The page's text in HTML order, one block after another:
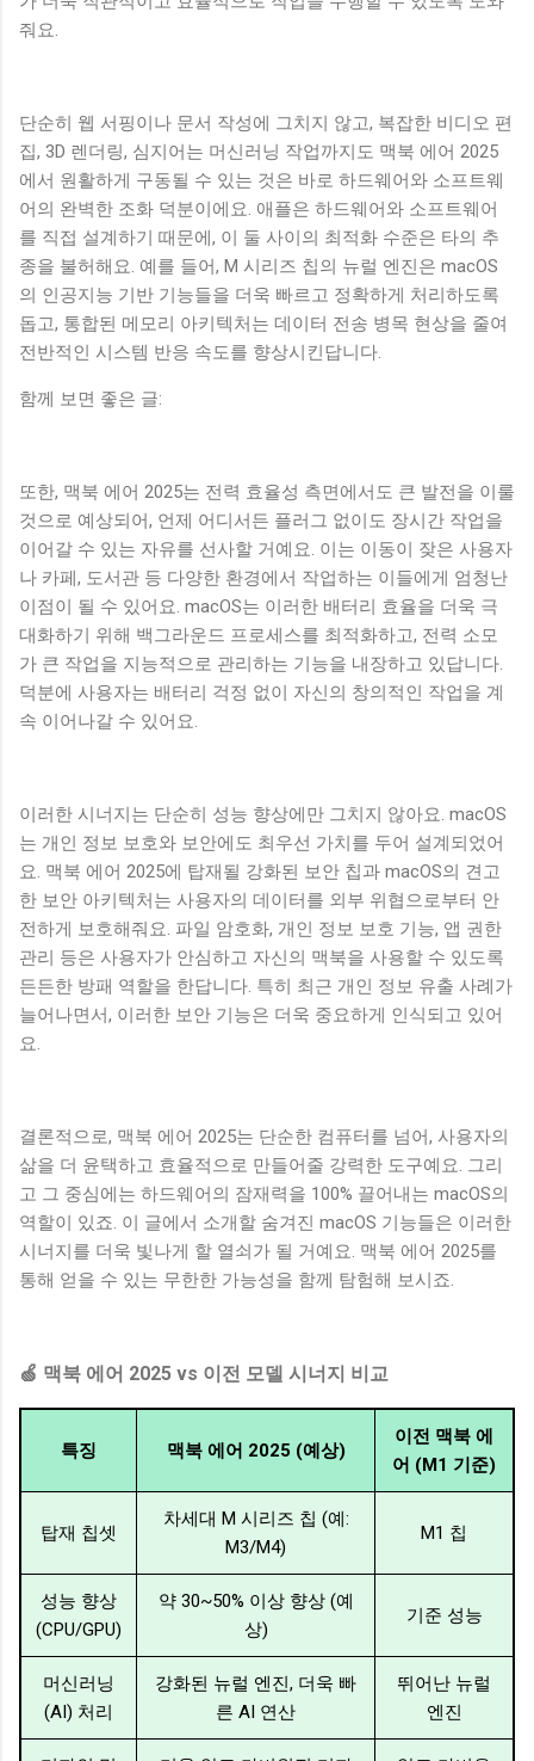
줘요.
단순히 웹 서핑이나 문서 작성에 그치지 않고, 복잡한 비디오 편
집, 3D 렌더링, 심지어는 머신러닝 작업까지도 맥북 에어 2025
에서 원활하게 구동될 수 있는 것은 바로 하드웨어와 소프트웨
어의 완벽한 조화 덕분이에요. 애플은 하드웨어와 소프트웨어
를 직접 설계하기 때문에, 이 둘 사이의 최적화 수준은 타의 추
종을 불허해요. 예를 들어, M 시리즈 칩의 뉴럴 엔진은 macOS
의 인공지능 기반 기능들을 더욱 빠르고 정확하게 처리하도록
돕고, 통합된 메모리 아키텍처는 데이터 전송 병목 현상을 줄여
전반적인 시스템 반응 속도를 향상시킨답니다.
함께 보면 좋은 글:
또한, 맥북 에어 2025는 전력 효율성 측면에서도 큰 발전을 이룰
것으로 예상되어, 언제 어디서든 플러그 없이도 장시간 작업을
이어갈 수 있는 자유를 선사할 거예요. 이는 이동이 잦은 사용자
나 카페, 도서관 등 다양한 환경에서 작업하는 이들에게 엄청난
이점이 될 수 있어요. macOS는 이러한 배터리 효율을 더욱 극
대화하기 위해 백그라운드 프로세스를 최적화하고, 전력 소모
가 큰 작업을 지능적으로 관리하는 기능을 내장하고 있답니다.
덕분에 사용자는 배터리 걱정 없이 자신의 창의적인 작업을 계
속 이어나갈 수 있어요.
이러한 시너지는 단순히 성능 향상에만 그치지 않아요. macOS
는 개인 정보 보호와 보안에도 최우선 가치를 두어 설계되었어
요. 맥북 에어 2025에 탑재될 강화된 보안 칩과 macOS의 견고
한 보안 아키텍처는 사용자의 데이터를 외부 위협으로부터 안
전하게 보호해줘요. 파일 암호화, 개인 정보 보호 기능, 앱 권한
관리 등은 사용자가 안심하고 자신의 맥북을 사용할 수 있도록
든든한 방패 역할을 한답니다. 특히 최근 개인 정보 유출 사례가
늘어나면서, 이러한 보안 기능은 더욱 중요하게 인식되고 있어
요.
결론적으로, 맥북 에어 2025는 단순한 컴퓨터를 넘어, 사용자의
삶을 더 윤택하고 효율적으로 만들어줄 강력한 도구예요. 그리
고 그 중심에는 하드웨어의 잠재력을 100% 끌어내는 macOS의
역할이 있죠. 이 글에서 소개할 숨겨진 macOS 기능들은 이러한
시너지를 더욱 빛나게 할 열쇠가 될 거예요. 맥북 에어 2025를
통해 얻을 수 있는 무한한 가능성을 함께 탐험해 보시죠.
🍏 맥북 에어 2025 vs 이전 모델 시너지 비교
특징 맥북 에어 2025 (예상)
이전 맥북 에
어 (M1 기준)
탑재 칩셋
차세대 M 시리즈 칩 (예:
M3/M4)
M1 칩
성능 향상
(CPU/GPU)
약 30~50% 이상 향상 (예
상)
기준 성능
머신러닝
(AI) 처리
강화된 뉴럴 엔진, 더욱 빠
른 AI 연산
뛰어난 뉴럴
엔진